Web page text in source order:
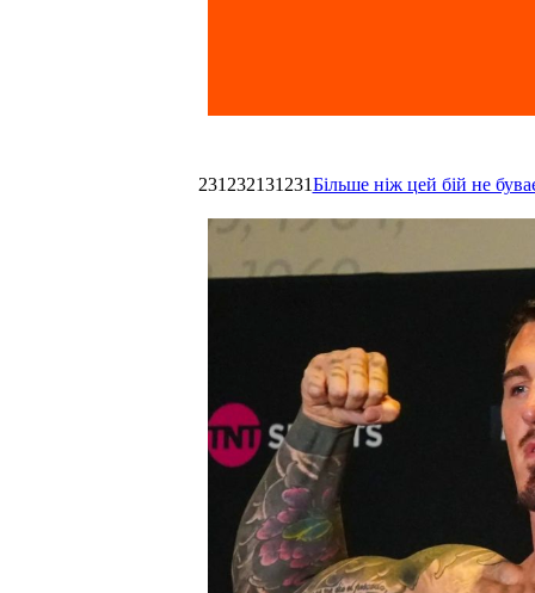
231232131231Більше ніж цей бій не